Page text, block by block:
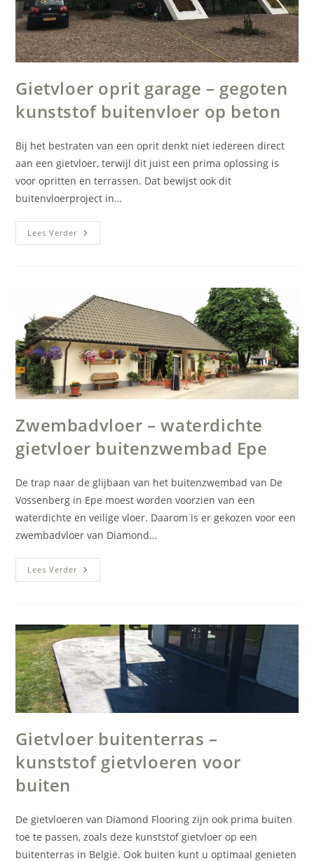
Gietvloer oprit garage – gegoten
kunststof buitenvloer op beton
Bij het bestraten van een oprit denkt niet iedereen direct
aan een gietvloer, terwijl dit juist een prima oplossing is
voor opritten en terrassen. Dat bewijst ook dit
buitenvloerproject in…
Lees VerderGietvloer
Oprit
Buitenvloer
Op
Beton
Zwembadvloer – waterdichte
gietvloer buitenzwembad Epe
De trap naar de glijbaan van het buitenzwembad van De
Vossenberg in Epe moest worden voorzien van een
waterdichte en veilige vloer. Daarom is er gekozen voor een
zwembadvloer van Diamond…
Lees VerderZwembadvloer
–
Gietvloer buitenterras –
kunststof gietvloeren voor
buiten
De gietvloeren van Diamond Flooring zijn ook prima buiten
toe te passen, zoals deze kunststof gietvloer op een
buitenterras in België. Ook buiten kunt u optimaal genieten